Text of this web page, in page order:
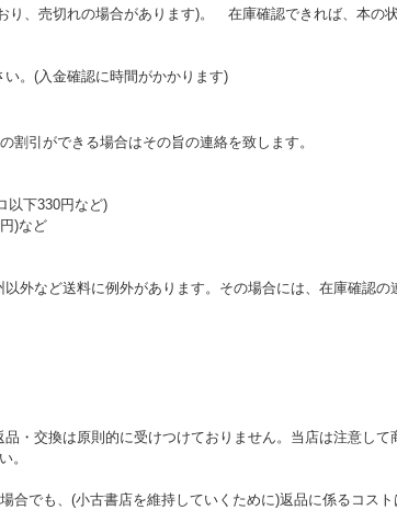
り、売切れの場合があります)。 在庫確認できれば、本の
。(入金確認に時間がかかります)
割引ができる場合はその旨の連絡を致します。
以下330円など)
)など
外など送料に例外があります。その場合には、在庫確認
・交換は原則的に受けつけておりません。当店は注意し
。
合でも、(小古書店を維持していくために)返品に係るコス